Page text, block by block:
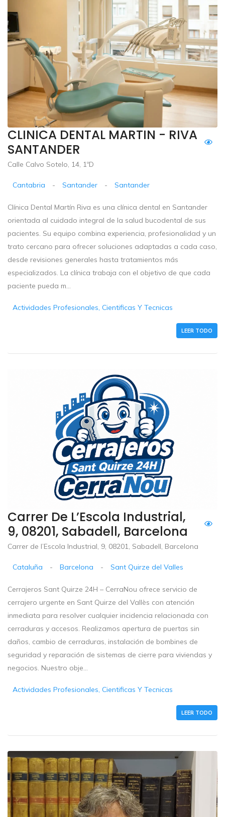
CLINICA DENTAL MARTIN - RIVA
SANTANDER
Calle Calvo Sotelo, 14, 1ºD
Cantabria - Santander - Santander
Clínica Dental Martín Riva es una clínica dental en Santander
orientada al cuidado integral de la salud bucodental de sus
pacientes. Su equipo combina experiencia, profesionalidad y un
trato cercano para ofrecer soluciones adaptadas a cada caso,
desde revisiones generales hasta tratamientos más
especializados. La clínica trabaja con el objetivo de que cada
paciente pueda m...
Actividades Profesionales, Cientificas Y Tecnicas
LEER TODO
Carrer De L’Escola Industrial,
9, 08201, Sabadell, Barcelona
Carrer de l’Escola Industrial, 9, 08201, Sabadell, Barcelona
Cataluña - Barcelona - Sant Quirze del Valles
Cerrajeros Sant Quirze 24H – CerraNou ofrece servicio de
cerrajero urgente en Sant Quirze del Vallès con atención
inmediata para resolver cualquier incidencia relacionada con
cerraduras y accesos. Realizamos apertura de puertas sin
daños, cambio de cerraduras, instalación de bombines de
seguridad y reparación de sistemas de cierre para viviendas y
negocios. Nuestro obje...
Actividades Profesionales, Cientificas Y Tecnicas
LEER TODO